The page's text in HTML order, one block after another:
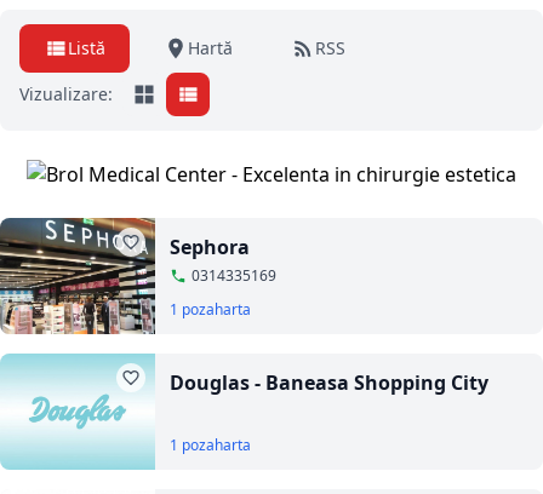
Listă Hartă
RSS
Vizualizare:
Sephora
0314335169
1 pozaharta
Douglas - Baneasa Shopping City
1 pozaharta